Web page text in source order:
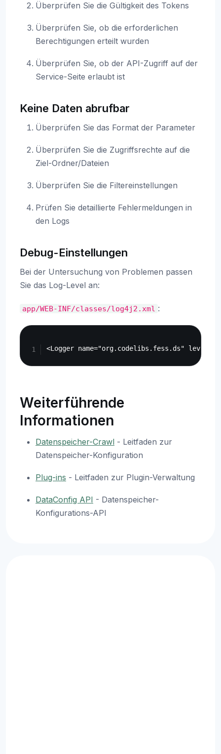
Überprüfen Sie die Gültigkeit des Tokens
Überprüfen Sie, ob die erforderlichen
Berechtigungen erteilt wurden
Überprüfen Sie, ob der API-Zugriff auf der
Service-Seite erlaubt ist
Keine Daten abrufbar
Überprüfen Sie das Format der Parameter
Überprüfen Sie die Zugriffsrechte auf die
Ziel-Ordner/Dateien
Überprüfen Sie die Filtereinstellungen
Prüfen Sie detaillierte Fehlermeldungen in
den Logs
Debug-Einstellungen
Bei der Untersuchung von Problemen passen
Sie das Log-Level an:
app/WEB-INF/classes/log4j2.xml :
Weiterführende
Informationen
Datenspeicher-Crawl - Leitfaden zur
Datenspeicher-Konfiguration
Plug-ins - Leitfaden zur Plugin-Verwaltung
DataConfig API - Datenspeicher-
Konfigurations-API